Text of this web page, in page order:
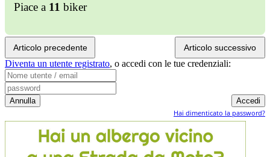
Piace a 11 biker
Articolo precedente Articolo successivo
Diventa un utente registrato, o accedi con le tue credenziali:
Hai dimenticato la password?